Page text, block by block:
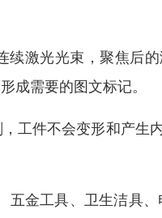
激光光束，聚焦后
成需要的图文标记。
工件不会变形和产生
金工具、卫生洁具